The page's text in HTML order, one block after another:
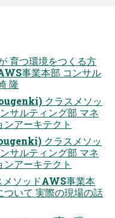
育つ環境をつくる方
事業本部 コンサル
隆
クラスメソッ
サルティング部 マネ
アーキテクト
クラスメソッ
サルティング部 マネ
アーキテクト
メソッドAWS事業本
いて 実際の現場の話